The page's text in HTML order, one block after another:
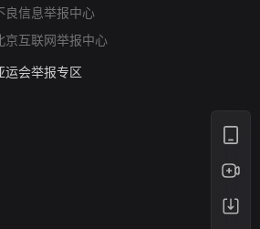
良信息举报中心
京互联网举报中心
法推荐专项举报
运会举报专区